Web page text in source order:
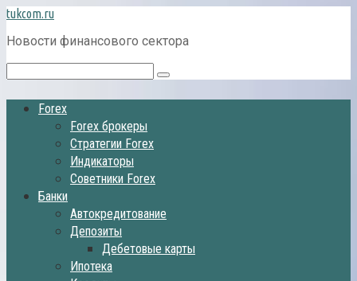
Перейти
к
контенту
tukcom.ru
Новости финансового сектора
Поиск:
Forex
Forex брокеры
Стратегии Forex
Индикаторы
Советники Forex
Банки
Автокредитование
Депозиты
Дебетовые карты
Ипотека